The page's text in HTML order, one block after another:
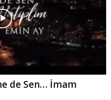
de Sen… İmam